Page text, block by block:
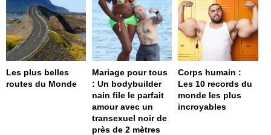
Les plus belles
routes du Monde
Mariage pour tous
: Un bodybuilder
nain file le parfait
amour avec un
transexuel noir de
près de 2 mètres
Corps humain :
Les 10 records du
monde les plus
incroyables